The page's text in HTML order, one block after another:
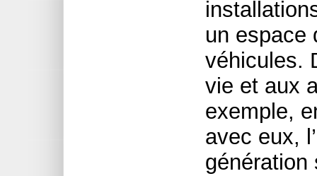
un espace
véhicules.
vie et aux
exemple,
avec eux,
génération